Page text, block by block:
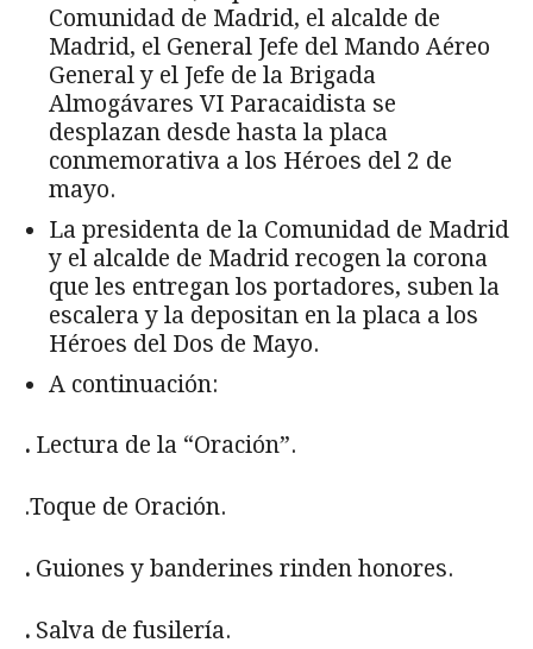
Comunidad de Madrid, el alcalde de
Madrid, el General Jefe del Mando Aéreo
General y el Jefe de la Brigada
Almogávares VI Paracaidista se
desplazan desde hasta la placa
conmemorativa a los Héroes del 2 de
mayo.
La presidenta de la Comunidad de Madrid
y el alcalde de Madrid recogen la corona
que les entregan los portadores, suben la
escalera y la depositan en la placa a los
Héroes del Dos de Mayo.
A continuación:
. Lectura de la “Oración”.
.Toque de Oración.
. Guiones y banderines rinden honores.
. Salva de fusilería.